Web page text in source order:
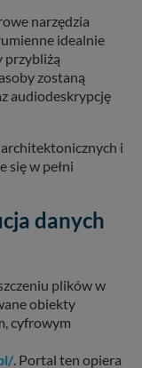
narzędzia
idealnie
przybliżą
zostaną
audiodeskrypcję
i
się w pełni
danych
plików w
obiekty
cyfrowym
. Portal ten opiera